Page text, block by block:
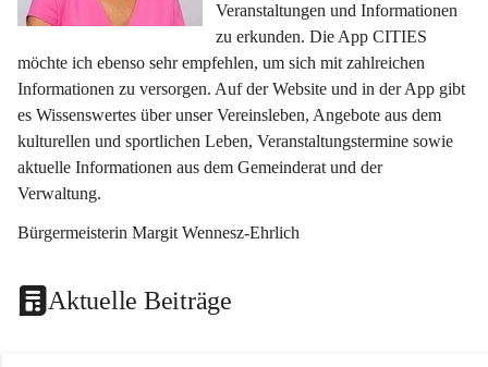
Veranstaltungen und Informationen
zu erkunden. Die App CITIES
möchte ich ebenso sehr empfehlen, um sich mit zahlreichen
Informationen zu versorgen. Auf der Website und in der App gibt
es Wissenswertes über unser Vereinsleben, Angebote aus dem
kulturellen und sportlichen Leben, Veranstaltungstermine sowie
aktuelle Informationen aus dem Gemeinderat und der
Verwaltung.
Bürgermeisterin Margit Wennesz-Ehrlich
Aktuelle Beiträge